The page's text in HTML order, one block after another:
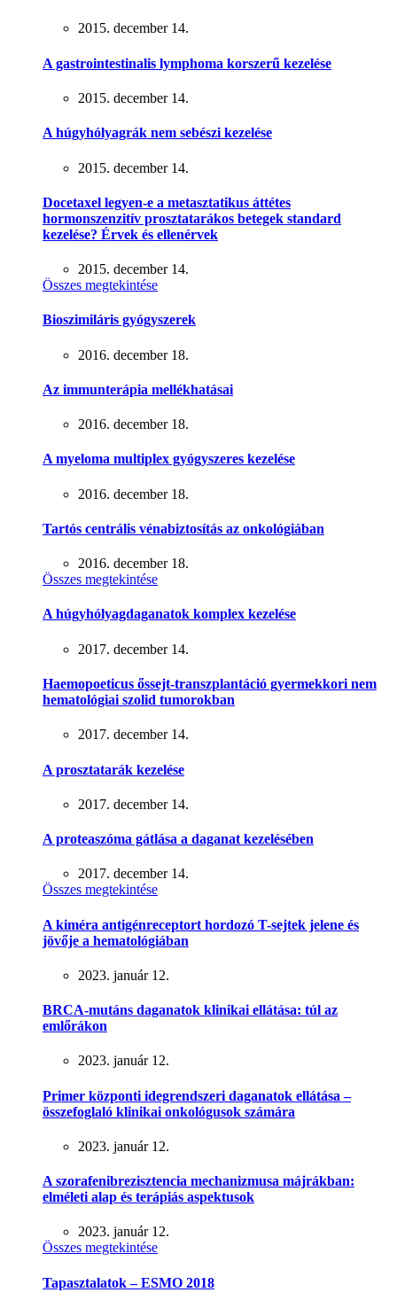
2015. december 14.
A gastrointestinalis lymphoma korszerű kezelése
2015. december 14.
A húgyhólyagrák nem sebészi kezelése
2015. december 14.
Docetaxel legyen-e a metasztatikus áttétes
hormonszenzitív prosztatarákos betegek standard
kezelése? Érvek és ellenérvek
2015. december 14.
Összes megtekintése
Bioszimiláris gyógyszerek
2016. december 18.
Az immunterápia mellékhatásai
2016. december 18.
A myeloma multiplex gyógyszeres kezelése
2016. december 18.
Tartós centrális vénabiztosítás az onkológiában
2016. december 18.
Összes megtekintése
A húgyhólyagdaganatok komplex kezelése
2017. december 14.
Haemopoeticus őssejt-transzplantáció gyermekkori nem
hematológiai szolid tumorokban
2017. december 14.
A prosztatarák kezelése
2017. december 14.
A proteaszóma gátlása a daganat kezelésében
2017. december 14.
Összes megtekintése
A kiméra antigénreceptort hordozó T-sejtek jelene és
jövője a hematológiában
2023. január 12.
BRCA-mutáns daganatok klinikai ellátása: túl az
emlőrákon
2023. január 12.
Primer központi idegrendszeri daganatok ellátása –
összefoglaló klinikai onkológusok számára
2023. január 12.
A szorafenibrezisztencia mechanizmusa májrákban:
elméleti alap és terápiás aspektusok
2023. január 12.
Összes megtekintése
Tapasztalatok – ESMO 2018